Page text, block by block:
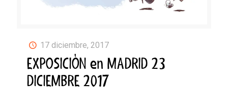
17 diciembre, 2017
EXPOSICIÓN en MADRID 23
DICIEMBRE 2017